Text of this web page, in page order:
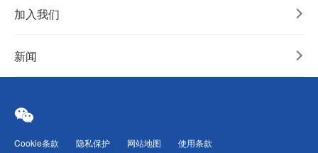
加入我们
新闻
Cookie条款 隐私保护 网站地图 使用条款